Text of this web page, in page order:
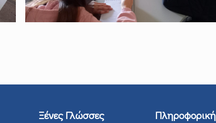
Ξένες Γλώσσες Πληροφορική